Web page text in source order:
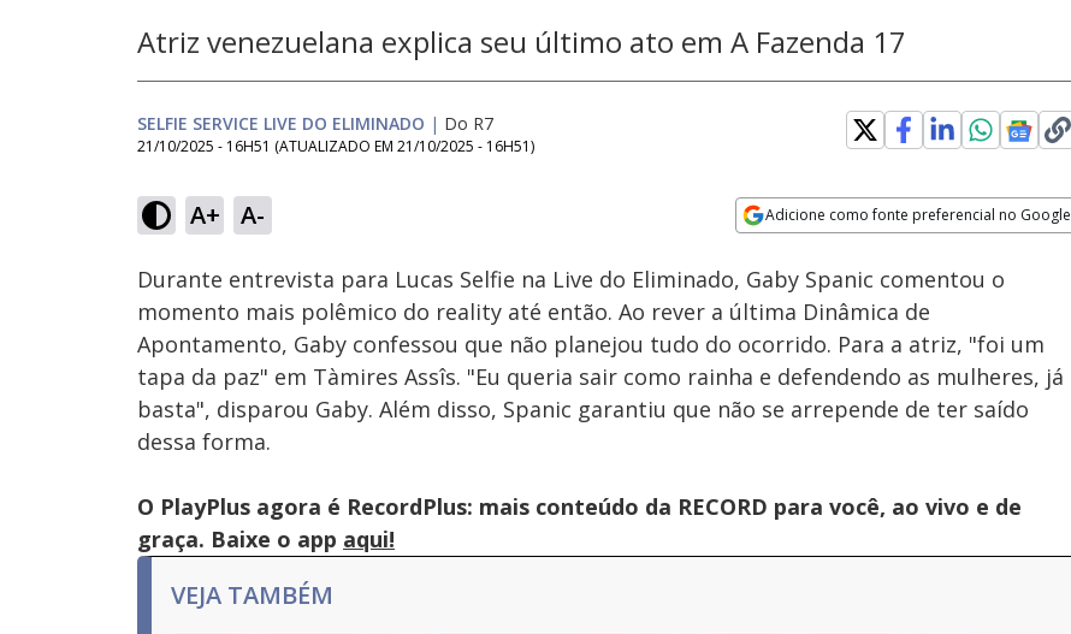
Atriz venezuelana explica seu último ato em A Fazenda 17
SELFIE SERVICE LIVE DO ELIMINADO | Do R7
21/10/2025 - 16H51 (ATUALIZADO EM 21/10/2025 - 16H51)
A+ A- Adicione como fonte preferencial no Google
Ativar
Som
14.19%
Velocidade
Durante entrevista para Lucas Selfie na Live do Eliminado, Gaby Spanic comentou o
momento mais polêmico do reality até então. Ao rever a última Dinâmica de
Apontamento, Gaby confessou que não planejou tudo do ocorrido. Para a atriz, "foi um
tapa da paz" em Tàmires Assîs. "Eu queria sair como rainha e defendendo as mulheres, já
basta", disparou Gaby. Além disso, Spanic garantiu que não se arrepende de ter saído
dessa forma.
O PlayPlus agora é RecordPlus: mais conteúdo da RECORD para você, ao vivo e de
graça. Baixe o app aqui!
VEJA TAMBÉM